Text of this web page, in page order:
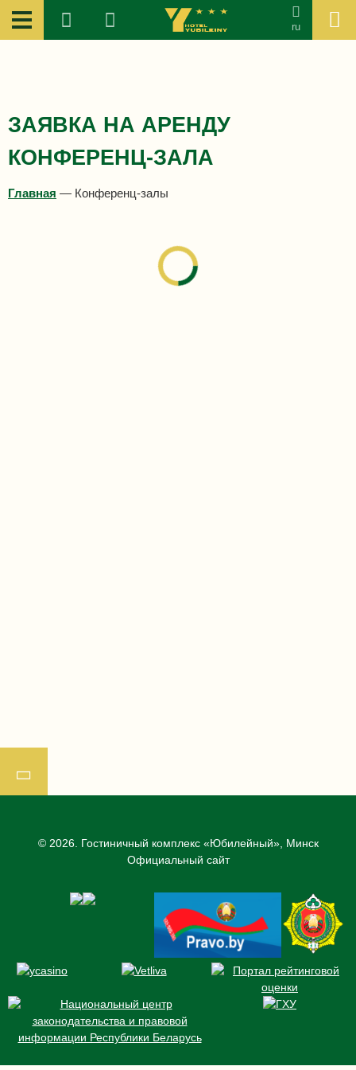
ru
ЗАЯВКА НА АРЕНДУ
КОНФЕРЕНЦ-ЗАЛА
Главная — Конференц-залы
© 2026. Гостиничный комплекс «Юбилейный», Минск
Официальный сайт